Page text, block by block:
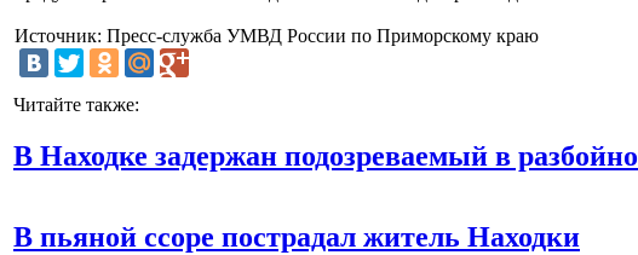
Источник: Пресс-служба УМВД России по Приморскому краю
Читайте также:
В Находке задержан подозреваемый в
В пьяной ссоре пострадал житель Находки